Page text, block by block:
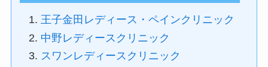
王子金田レディース・ペインクリニック
中野レディースクリニック
スワンレディースクリニック